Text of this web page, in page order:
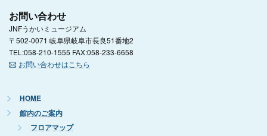
お問い合わせ
JNFうかいミュージアム
〒502-0071 岐阜県岐阜市長良51番地2
TEL:058-210-1555 FAX:058-233-6658
お問い合わせはこちら
HOME
館内のご案内
フロアマップ